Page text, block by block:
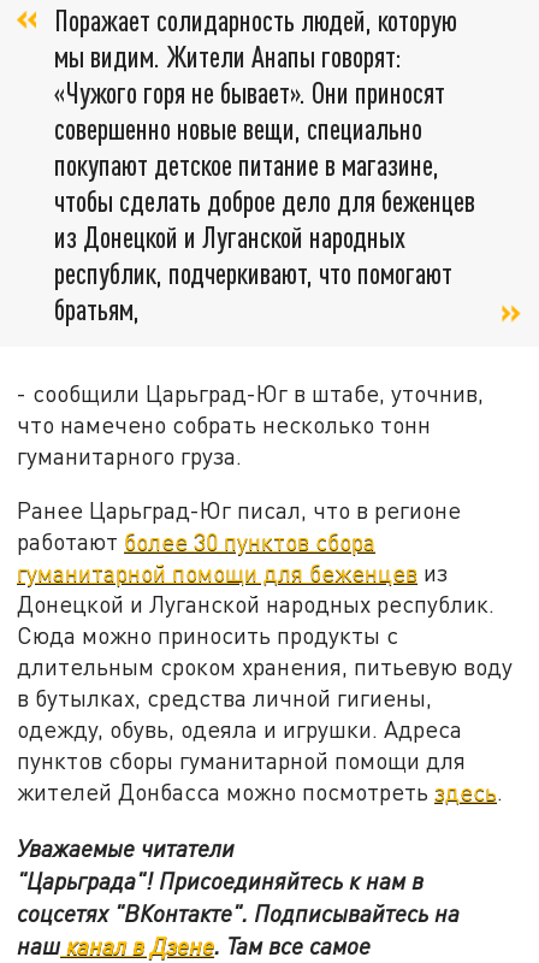
Поражает солидарность людей, которую
мы видим. Жители Анапы говорят:
«Чужого горя не бывает». Они приносят
совершенно новые вещи, специально
покупают детское питание в магазине,
чтобы сделать доброе дело для беженцев
из Донецкой и Луганской народных
республик, подчеркивают, что помогают
братьям,
- сообщили Царьград-Юг в штабе, уточнив,
что намечено собрать несколько тонн
гуманитарного груза.
Ранее Царьград-Юг писал, что в регионе
работают более 30 пунктов сбора
гуманитарной помощи для беженцев из
Донецкой и Луганской народных республик.
Сюда можно приносить продукты с
длительным сроком хранения, питьевую воду
в бутылках, средства личной гигиены,
одежду, обувь, одеяла и игрушки. Адреса
пунктов сборы гуманитарной помощи для
жителей Донбасса можно посмотретьздесь.
Уважаемые читатели
"Царьграда"! Присоединяйтесь к нам в
соцсетях "ВКонтакте". Подписывайтесь на
нашканал в Дзене. Там все самое